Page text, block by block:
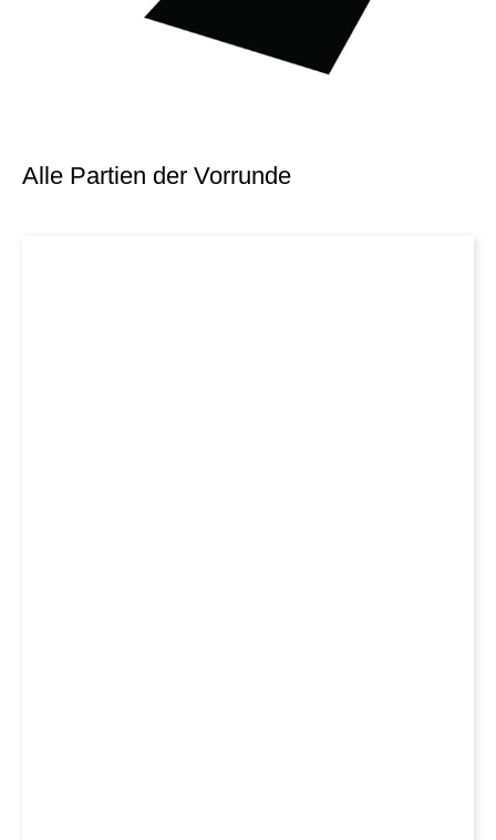
Alle Partien der Vorrunde